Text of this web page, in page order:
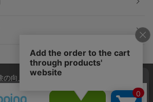
向上およびコンテンツの最適な提供、ト
的としてCookieを使用しています。
れた場合、Cookieの利用に同意したことも